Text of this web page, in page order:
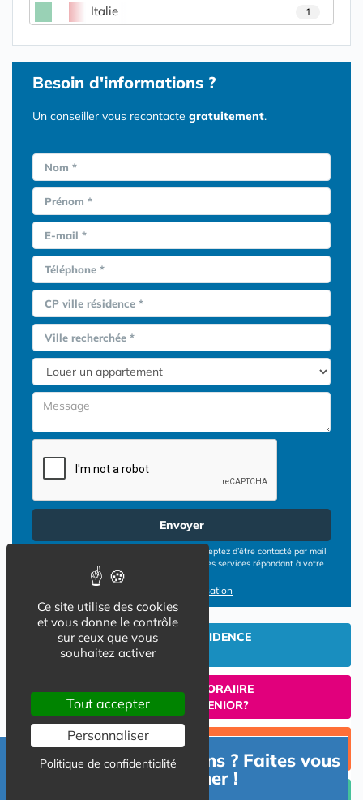
Italie 1
Besoin d'informations ?
Un conseiller vous recontacte gratuitement.
Nom *
Prénom *
E-mail *
Téléphone *
CP ville résidence *
Ville recherchée *
Envoyer
En cliquant sur le bouton ENVOYER vous acceptez d’être contacté par mail
ou téléphone par les opérateurs de résidences services répondant à votre
Conditions d'utilisation
INVESTIR EN RESIDENCE
UN SEJOUR TEMPORAIIRE
EN RESIDENCE SENIOR?
TROUVER UNE PLACE
EN RESIDENCE SENIOR
Besoin d'informations ? Faites vous
accompagner !
Ce site utilise des cookies
et vous donne le contrôle
sur ceux que vous
souhaitez activer
Tout accepter
Personnaliser
Politique de confidentialité